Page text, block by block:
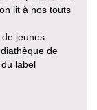
lit à nos touts
jeunes
de
label